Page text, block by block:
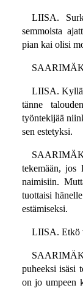
LIISA.
semmoista
pian kai olisi
LIISA. Kyllä
tänne
työntekijää
sen estetyksi.
tekemään, jos
naimisiin.
tuottaisi
estämiseksi.
LIISA. Etkö
puheeksi isäsi
on jo umpeen